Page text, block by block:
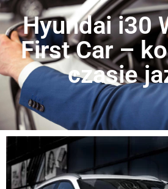
Hyundai i30
First Car –
czasie